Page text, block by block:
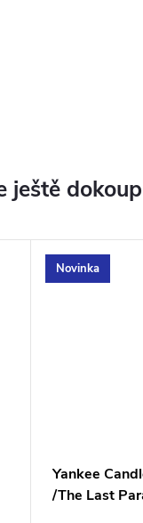
ještě
Novinka
Yankee
/The Last